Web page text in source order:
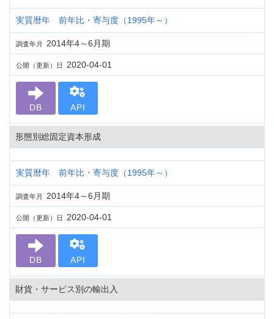
実質暦年 前年比・寄与度（1995年～）
調査年月 2014年4～6月期
公開（更新）日 2020-04-01
DB API
形態別総固定資本形成
実質暦年 前年比・寄与度（1995年～）
調査年月 2014年4～6月期
公開（更新）日 2020-04-01
DB API
財貨・サービス別の輸出入